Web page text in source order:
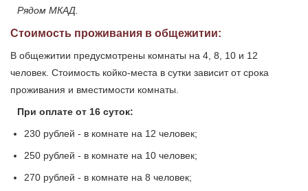
Рядом МКАД.
Стоимость проживания в общежитии:
В общежитии предусмотрены комнаты на 4, 8, 10 и 12
человек. Стоимость койко-места в сутки зависит от срока
проживания и вместимости комнаты.
При оплате от 16 суток:
230 рублей - в комнате на 12 человек;
250 рублей - в комнате на 10 человек;
270 рублей - в комнате на 8 человек;